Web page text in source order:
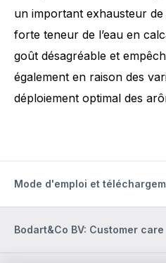
un important exhausteur
forte teneur de l’eau en
goût désagréable et
également en raison des
déploiement optimal des
Mode d'emploi et
Bodart&Co BV: Customer care